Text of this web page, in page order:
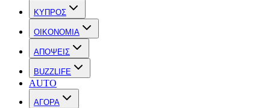
ΚΥΠΡΟΣ
OIKONOMIA
ΑΠΟΨΕΙΣ
BUZZLIFE
AUTO
ΑΓΟΡΑ